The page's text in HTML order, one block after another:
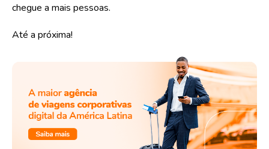
chegue a mais pessoas.
Até a próxima!